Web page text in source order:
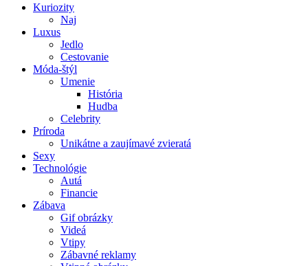
Kuriozity
Naj
Luxus
Jedlo
Cestovanie
Móda-štýl
Umenie
História
Hudba
Celebrity
Príroda
Unikátne a zaujímavé zvieratá
Sexy
Technológie
Autá
Financie
Zábava
Gif obrázky
Videá
Vtipy
Zábavné reklamy